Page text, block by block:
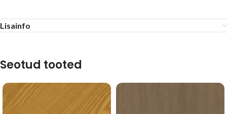
Lisainfo
Seotud tooted